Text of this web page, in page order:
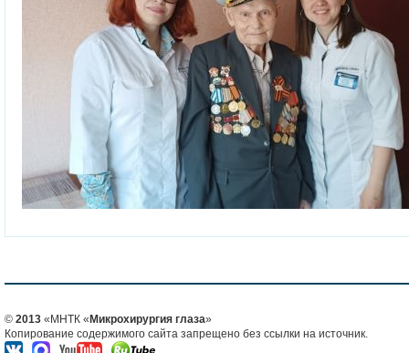
© 2013 «МНТК « Микрохирургия глаза»
Копирование содержимого сайта запрещено без ссылки на источник.